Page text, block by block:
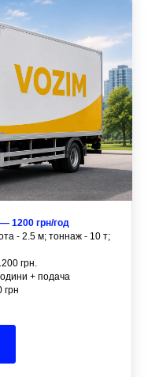
1200 грн/год
- 2.5 м; тоннаж - 10 т;
грн.
+ подача
грн